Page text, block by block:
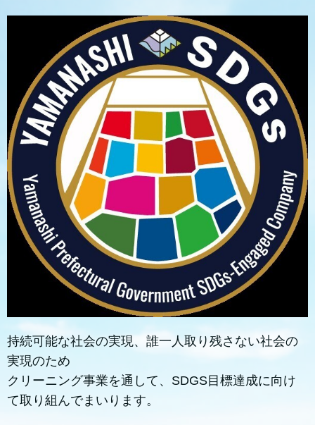
持続可能な社会の実現、誰一人取り残さない社会の
実現のため
クリーニング事業を通して、SDGS目標達成に向け
て取り組んでまいります。